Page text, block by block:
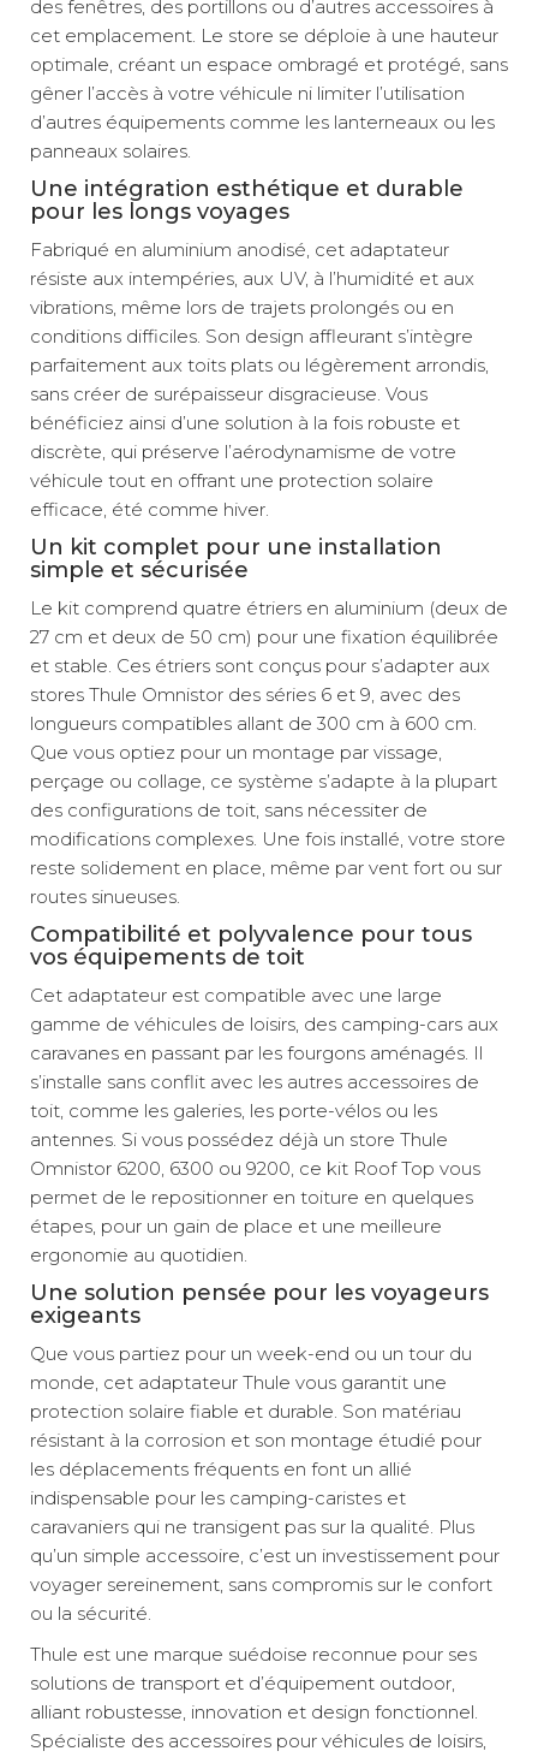
des fenêtres, des portillons ou d’autres accessoires à
cet emplacement. Le store se déploie à une hauteur
optimale, créant un espace ombragé et protégé, sans
gêner l’accès à votre véhicule ni limiter l’utilisation
d’autres équipements comme les lanterneaux ou les
panneaux solaires.
Une intégration esthétique et durable
pour les longs voyages
Fabriqué en aluminium anodisé, cet adaptateur
résiste aux intempéries, aux UV, à l’humidité et aux
vibrations, même lors de trajets prolongés ou en
conditions difficiles. Son design affleurant s’intègre
parfaitement aux toits plats ou légèrement arrondis,
sans créer de surépaisseur disgracieuse. Vous
bénéficiez ainsi d’une solution à la fois robuste et
discrète, qui préserve l’aérodynamisme de votre
véhicule tout en offrant une protection solaire
efficace, été comme hiver.
Un kit complet pour une installation
simple et sécurisée
Le kit comprend quatre étriers en aluminium (deux de
27 cm et deux de 50 cm) pour une fixation équilibrée
et stable. Ces étriers sont conçus pour s’adapter aux
stores Thule Omnistor des séries 6 et 9, avec des
longueurs compatibles allant de 300 cm à 600 cm.
Que vous optiez pour un montage par vissage,
perçage ou collage, ce système s’adapte à la plupart
des configurations de toit, sans nécessiter de
modifications complexes. Une fois installé, votre store
reste solidement en place, même par vent fort ou sur
routes sinueuses.
Compatibilité et polyvalence pour tous
vos équipements de toit
Cet adaptateur est compatible avec une large
gamme de véhicules de loisirs, des camping-cars aux
caravanes en passant par les fourgons aménagés. Il
s’installe sans conflit avec les autres accessoires de
toit, comme les galeries, les porte-vélos ou les
antennes. Si vous possédez déjà un store Thule
Omnistor 6200, 6300 ou 9200, ce kit Roof Top vous
permet de le repositionner en toiture en quelques
étapes, pour un gain de place et une meilleure
ergonomie au quotidien.
Une solution pensée pour les voyageurs
exigeants
Que vous partiez pour un week-end ou un tour du
monde, cet adaptateur Thule vous garantit une
protection solaire fiable et durable. Son matériau
résistant à la corrosion et son montage étudié pour
les déplacements fréquents en font un allié
indispensable pour les camping-caristes et
caravaniers qui ne transigent pas sur la qualité. Plus
qu’un simple accessoire, c’est un investissement pour
voyager sereinement, sans compromis sur le confort
ou la sécurité.
Thule est une marque suédoise reconnue pour ses
solutions de transport et d’équipement outdoor,
alliant robustesse, innovation et design fonctionnel.
Spécialiste des accessoires pour véhicules de loisirs,